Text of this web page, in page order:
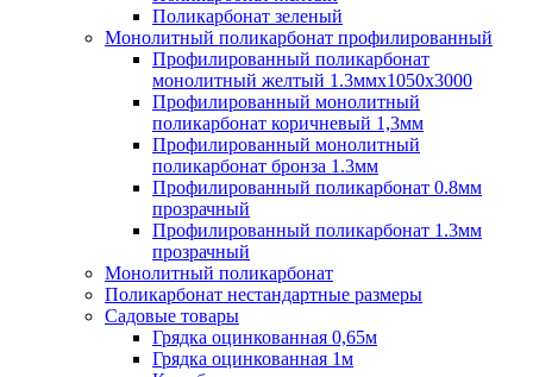
Поликарбонат зеленый
Монолитный поликарбонат профилированный
Профилированный поликарбонат
монолитный желтый 1.3ммх1050х3000
Профилированный монолитный
поликарбонат коричневый 1,3мм
Профилированный монолитный
поликарбонат бронза 1.3мм
Профилированный поликарбонат 0.8мм
прозрачный
Профилированный поликарбонат 1.3мм
прозрачный
Монолитный поликарбонат
Поликарбонат нестандартные размеры
Садовые товары
Грядка оцинкованная 0,65м
Грядка оцинкованная 1м